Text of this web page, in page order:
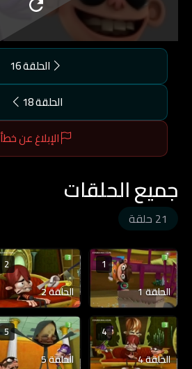
الحلقة 16
الحلقة 18
الإبلاغ عن خطأ
جميع الحلقات
21 حلقة
1
الحلقة 1
2
الحلقة 2
4
الحلقة 4
5
الحلقة 5